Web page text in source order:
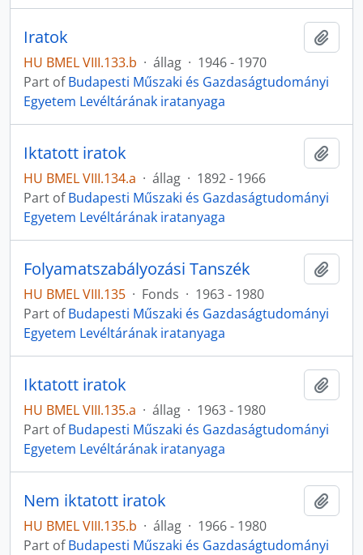
Iratok
HU BMEL VIII.133.b · állag · 1946 - 1970
Part ofBudapesti Műszaki és Gazdaságtudományi
Egyetem Levéltárának iratanyaga
Iktatott iratok
HU BMEL VIII.134.a · állag · 1892 - 1966
Part ofBudapesti Műszaki és Gazdaságtudományi
Egyetem Levéltárának iratanyaga
Folyamatszabályozási Tanszék
HU BMEL VIII.135 · Fonds · 1963 - 1980
Part ofBudapesti Műszaki és Gazdaságtudományi
Egyetem Levéltárának iratanyaga
Iktatott iratok
HU BMEL VIII.135.a · állag · 1963 - 1980
Part ofBudapesti Műszaki és Gazdaságtudományi
Egyetem Levéltárának iratanyaga
Nem iktatott iratok
HU BMEL VIII.135.b · állag · 1966 - 1980
Part ofBudapesti Műszaki és Gazdaságtudományi